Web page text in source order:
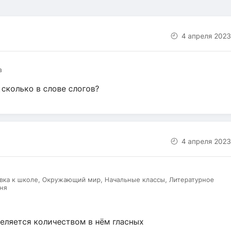
4 апреля 2023
в слове слогов?
4 апреля 2023
к школе, Окружающий мир, Начальные классы, Литературное
количеством в нём гласных